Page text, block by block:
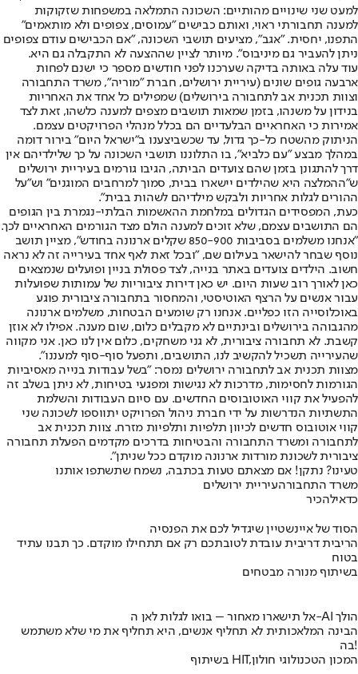
למעט שני שינויים מהותיים: השכונה התמלאה במשפחות שזקוקות
למענה תחבורתי ראוי, ואותם כבישים "עמוסים, צפופים ולא מותאמים"
התפנו, יחסית. "אגב", מציעים תושבי השכונה, "אם הכבישים עודם צפופים
ניתן להעביר גם מיניבוס". מיותר לציין שההצעה לא התקבלה גם היא.
עוד עלה באותה בדיקה שערכנו לפני חודשים מספר כי ישנם לפחות
ארבעה גופים שונים (עיריית ירושלים, חברת "מוריה", משרד התחבורה
וצוות תכנית אב לתחבורה בירושלים) שמפילים כל אחד את האחריות
בנידון על משנהו, בזמן שמאות תושבים מצפים למענה כלשהו, זאת לצד
אמירות כי האחראיים הבלעדיים הם בכלל מנהלי הפרויקטים עצמם.
הניתוק מהשטח כל-כך גדול, עד שכשביצענו ב"ישראל היום" בירור דומה
במהלך מבצע "עם כלביא", בו התלוננו תושבי השכונה על כך שלילדיהם אין
דרך להתגונן בזמן שהם צועדים הביתה, הגיבו גורמים בעיריית ירושלים
ש"ההמלצה היא שהילדים יישארו בבית, סמוך למרחבים המוגנים" וש"על
ההורים לגלות אחריות ולבקש מילדיהם לשהות בבית".
כעת, המפסידים הגדולים במלחמת ההאשמות הבלתי-נגמרת בין הגופים
הם התושבים עצמם, שלא זוכים למענה הולם מצד הגורמים האחראיים לכך.
"אנחנו משלמים בסביבות 850-900 שקלים ארנונה בחודש", מציין תושב
נוסף שבחר להישאר בעילום שם, "ובכל זאת לאף אחד בעירייה זה לא נראה
חשוב. הילדים צועדים באתר בנייה, לצד פסולת בניין ופועלים שנמצאים
כאן לאורך רוב שעות היום. יש כאן דירות ציבוריות של עמותות שפועלות
עבור אנשים על הרצף האוטיסטי, והמחסור בתחבורה ציבורית פוגע
באוכלוסייה הזו כפליים. אנחנו רק שומעים הבטחות, משלמים ארנונה
מהגבוהה בירושלים ובינתיים לא מקבלים כלום, שום מענה. אפילו לא אוזן
קשבת. לא תחבורה ציבורית, לא גני משחקים, כלום אין לנו כאן. אני מקווה
שהעירייה תשכיל להקשיב לנו, התושבים, ותפעל סוף-סוף למעננו".
מצוות תכנית אב לתחבורה ירושלים נמסר: "בשל עבודות בנייה מאסיביות
הגורמות לחסימות, מדרכות לא נגישות ומפגעי בטיחות, לא ניתן בשלב זה
להפעיל את קווי האוטובוסים החדשים. עם סיום העבודות והשלמת
התשתיות הנדרשות על ידי חברת ניהול הפרויקט יתווספו לשכונה שני
קווי אוטובוס חדשים לכיוון תלפיות ותלפיות מזרח. צוות תכנית אב
לתחבורה ומשרד התחבורה והבטיחות בדרכים מקדמים הפעלת תחבורה
ציבורית לשכונת מורדות ארנונה מוקדם ככל שניתן".
טעינו? נתקן! אם מצאתם טעות בכתבה, נשמח שתשתפו אותנו
משרד התחבורהעיריית ירושלים
כדאילהכיר
הסוד של איינשטיין שיגדיל לכם את הפנסיה
הריבית דריבית עובדת לטובתכם רק אם תתחילו מוקדם. כך תבנו עתיד
בטוח
בשיתוף מנורה מבטחים
אל תישארו מאחור – בואו לגלות לאן ה-AI הולך
הבינה המלאכותית לא תחליף אנשים, היא תחליף את מי שלא משתמש
בה!
בשיתוף HIT,המכון הטכנולוגי חולון